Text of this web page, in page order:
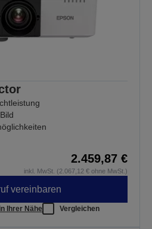
2.459,87 €
inkl. MwSt. (2.067,12 € ohne MwSt.)
vereinbaren
Ihrer Nähe Vergleichen